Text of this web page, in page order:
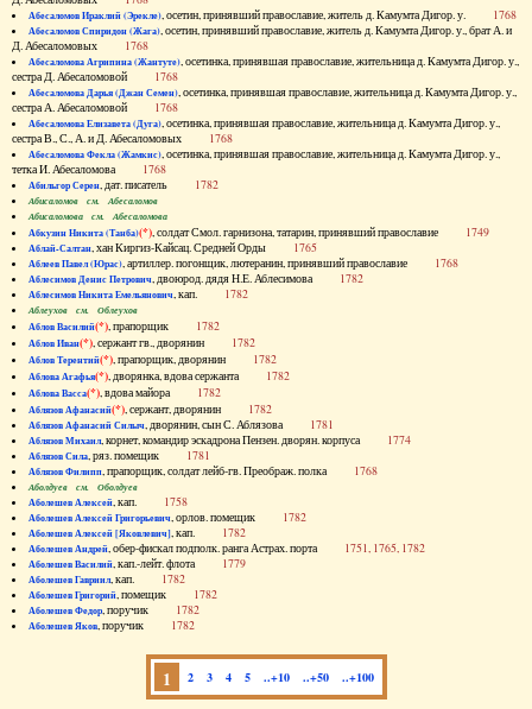
Абесаломов Ираклий (Эрекле), осетин, принявший православие, житель д. Камумта Дигор. у. 1768
Абесаломов Спиридон (Жага), осетин, принявший православие, житель д. Камумта Дигор. у., брат А. и
Д. Абесаломовых 1768
Абесаломова Агрипина (Жантуте), осетинка, принявшая православие, жительница д. Камумта Дигор. у.,
сестра Д. Абесаломовой 1768
Абесаломова Дарья (Джан Семен), осетинка, принявшая православие, жительница д. Камумта Дигор. у.,
сестра А. Абесаломовой 1768
Абесаломова Елизавета (Дуга), осетинка, принявшая православие, жительница д. Камумта Дигор. у.,
сестра В., С., А. и Д. Абесаломовых 1768
Абесаломова Фекла (Жамкис), осетинка, принявшая православие, жительница д. Камумта Дигор. у.,
тетка И. Абесаломова 1768
Абильгор Серен, дат. писатель 1782
Абисаломов см. Абесаломов
Абисаломова см. Абесаломова
Абкузин Никита (Танба)(*), солдат Смол. гарнизона, татарин, принявший православие 1749
Аблай-Салтан, хан Киргиз-Кайсац. Средней Орды 1765
Аблеев Павел (Юрас), артиллер. погонщик, лютеранин, принявший православие 1768
Аблесимов Денис Петрович, двоюрод. дядя Н.Е. Аблесимова 1782
Аблесимов Никита Емельянович, кап. 1782
Аблеухов см. Облеухов
Аблов Василий(*), прапорщик 1782
Аблов Иван(*), сержант гв., дворянин 1782
Аблов Терентий(*), прапорщик, дворянин 1782
Аблова Агафья(*), дворянка, вдова сержанта 1782
Аблова Васса(*), вдова майора 1782
Аблязов Афанасий(*), сержант, дворянин 1782
Аблязов Афанасий Силыч, дворянин, сын С. Аблязова 1781
Аблязов Михаил, корнет, командир эскадрона Пензен. дворян. корпуса 1774
Аблязов Сила, ряз. помещик 1781
Аблязов Филипп, прапорщик, солдат лейб-гв. Преображ. полка 1768
Аболдуев см. Оболдуев
Аболешев Алексей, кап. 1758
Аболешев Алексей Григорьевич, орлов. помещик 1782
Аболешев Алексей [Яковлевич], кап. 1782
Аболешев Андрей, обер-фискал подполк. ранга Астрах. порта 1751, 1765, 1782
Аболешев Василий, кап.-лейт. флота 1779
Аболешев Гавриил, кап. 1782
Аболешев Григорий, помещик 1782
Аболешев Федор, поручик 1782
Аболешев Яков, поручик 1782
1 2 3 4 5 ..+10 ..+50 ..+100